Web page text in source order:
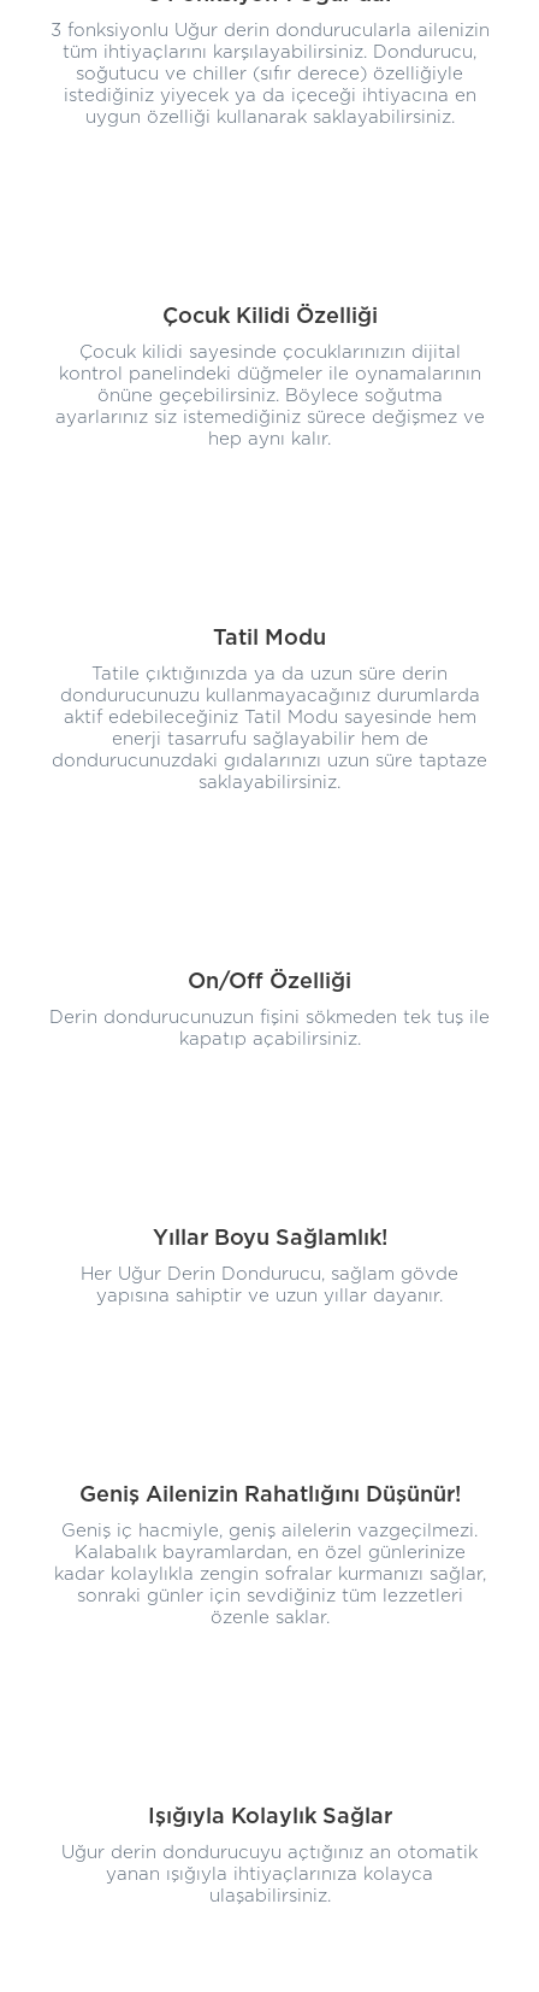
3 fonksiyonlu Uğur derin dondurucularla ailenizin
tüm ihtiyaçlarını karşılayabilirsiniz. Dondurucu,
soğutucu ve chiller (sıfır derece) özelliğiyle
istediğiniz yiyecek ya da içeceği ihtiyacına en
uygun özelliği kullanarak saklayabilirsiniz.
Çocuk Kilidi Özelliği
Çocuk kilidi sayesinde çocuklarınızın dijital
kontrol panelindeki düğmeler ile oynamalarının
önüne geçebilirsiniz. Böylece soğutma
ayarlarınız siz istemediğiniz sürece değişmez ve
hep aynı kalır.
Tatil Modu
Tatile çıktığınızda ya da uzun süre derin
dondurucunuzu kullanmayacağınız durumlarda
aktif edebileceğiniz Tatil Modu sayesinde hem
enerji tasarrufu sağlayabilir hem de
dondurucunuzdaki gıdalarınızı uzun süre taptaze
saklayabilirsiniz.
On/Off Özelliği
Derin dondurucunuzun fişini sökmeden tek tuş ile
kapatıp açabilirsiniz.
Yıllar Boyu Sağlamlık!
Her Uğur Derin Dondurucu, sağlam gövde
yapısına sahiptir ve uzun yıllar dayanır.
Geniş Ailenizin Rahatlığını Düşünür!
Geniş iç hacmiyle, geniş ailelerin vazgeçilmezi.
Kalabalık bayramlardan, en özel günlerinize
kadar kolaylıkla zengin sofralar kurmanızı sağlar,
sonraki günler için sevdiğiniz tüm lezzetleri
özenle saklar.
Işığıyla Kolaylık Sağlar
Uğur derin dondurucuyu açtığınız an otomatik
yanan ışığıyla ihtiyaçlarınıza kolayca
ulaşabilirsiniz.